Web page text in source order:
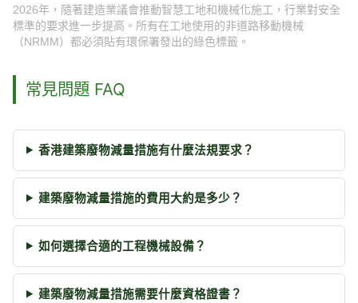
2026年，隨著建造業議會推動智慧工地和機械化施工，行業對安全
標準的要求進一步提高。所有在工地使用的非道路移動機械
（NRMM）都必須貼有環保署發出的綠色標籤。
常見問題 FAQ
香港建築廢物減量措施有什麼法規要求？
建築廢物減量措施的費用大約是多少？
如何選擇合適的工程機械設備？
建築廢物減量措施需要什麼資格證書？